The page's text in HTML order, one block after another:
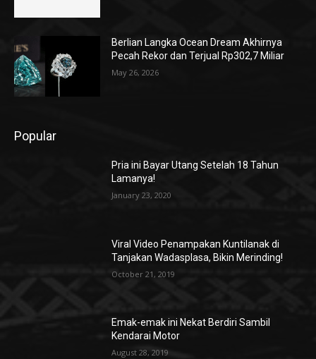
Berlian Langka Ocean Dream Akhirnya
Pecah Rekor dan Terjual Rp302,7 Miliar
May 26, 2026
Popular
Pria ini Bayar Utang Setelah 18 Tahun
Lamanya!
January 23, 2020
Viral Video Penampakan Kuntilanak di
Tanjakan Wadasplasa, Bikin Merinding!
October 21, 2019
Emak-emak ini Nekat Berdiri Sambil
Kendarai Motor
August 28, 2019